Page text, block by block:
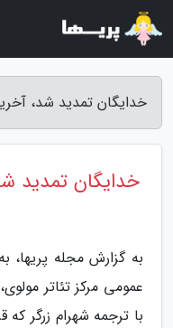
خدایگان تمدید شد، آخرین اجرا 4 آبان ماه
خدایگان تمدید شد،
به گزارش مجله پریها،
عمومی مرکز تئاتر